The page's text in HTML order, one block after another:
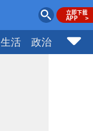
生活 政治 社會